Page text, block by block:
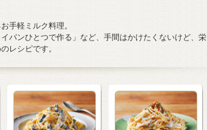
手軽ミルク料理。
パンひとつで作る」など、手間はかけたくないけど、栄
レシピです。